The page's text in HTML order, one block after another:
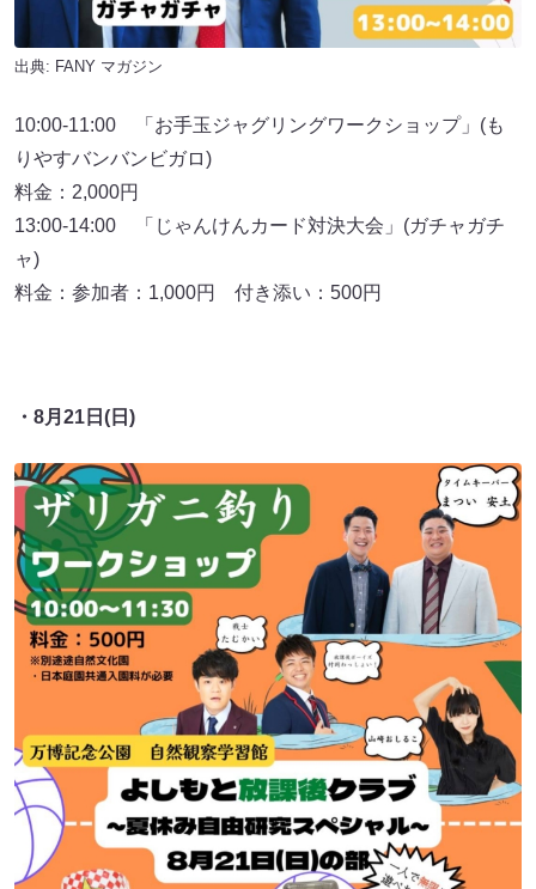
出典: FANY マガジン
10:00-11:00 「お手玉ジャグリングワークショップ」(も
りやすバンバンビガロ)
料金：2,000円
13:00-14:00 「じゃんけんカード対決大会」(ガチャガチ
ャ)
料金：参加者：1,000円 付き添い：500円
・8月21日(日)